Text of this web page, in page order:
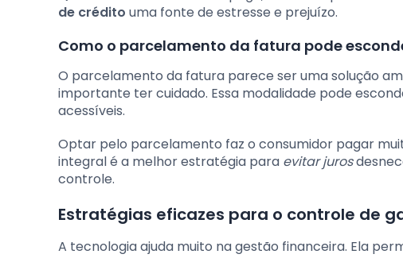
de crédito uma fonte de estresse e prejuízo.
Como o parcelamento da fatura pode
O parcelamento da fatura parece ser uma solução
importante ter cuidado. Essa modalidade pode
acessíveis.
Optar pelo parcelamento faz o consumidor pagar
integral é a melhor estratégia para evitar juros
controle.
Estratégias eficazes para o controle de
A tecnologia ajuda muito na gestão financeira. Ela